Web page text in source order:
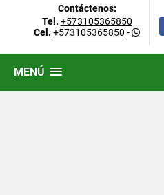
Contáctenos:
Tel. +573105365850
Cel. +573105365850 -
MENÚ